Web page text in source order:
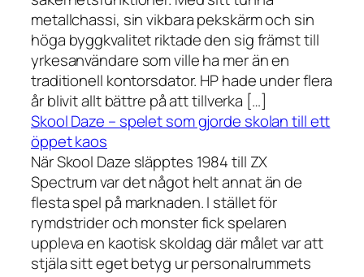
metallchassi, sin vikbara pekskärm och sin
höga byggkvalitet riktade den sig främst till
yrkesanvändare som ville ha mer än en
traditionell kontorsdator. HP hade under flera
år blivit allt bättre på att tillverka […]
Skool Daze – spelet som gjorde skolan till ett
öppet kaos
När Skool Daze släpptes 1984 till ZX
Spectrum var det något helt annat än de
flesta spel på marknaden. I stället för
rymdstrider och monster fick spelaren
uppleva en kaotisk skoldag där målet var att
stjäla sitt eget betyg ur personalrummets